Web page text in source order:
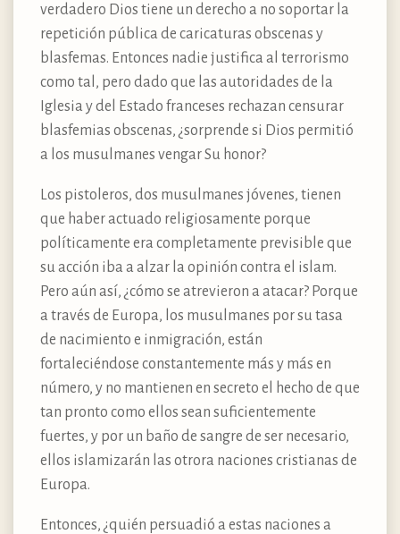
verdadero Dios tiene un derecho a no soportar la
repetición pública de caricaturas obscenas y
blasfemas. Entonces nadie justifica al terrorismo
como tal, pero dado que las autoridades de la
Iglesia y del Estado franceses rechazan censurar
blasfemias obscenas, ¿sorprende si Dios permitió
a los musulmanes vengar Su honor?
Los pistoleros, dos musulmanes jóvenes, tienen
que haber actuado religiosamente porque
políticamente era completamente previsible que
su acción iba a alzar la opinión contra el islam.
Pero aún así, ¿cómo se atrevieron a atacar? Porque
a través de Europa, los musulmanes por su tasa
de nacimiento e inmigración, están
fortaleciéndose constantemente más y más en
número, y no mantienen en secreto el hecho de que
tan pronto como ellos sean suficientemente
fuertes, y por un baño de sangre de ser necesario,
ellos islamizarán las otrora naciones cristianas de
Europa.
Entonces, ¿quién persuadió a estas naciones a